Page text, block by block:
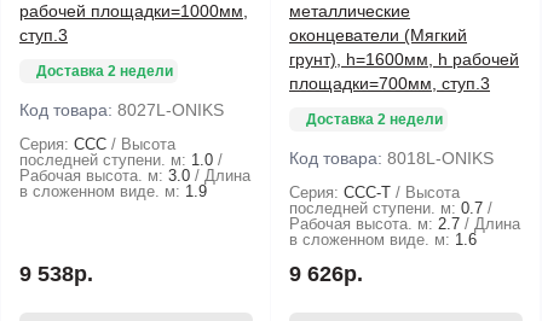
рабочей площадки=1000мм,
ступ.3
Доставка 2 недели
Код товара: 8027L-ONIKS
Серия: ССС
Высота
последней ступени. м: 1.0
Рабочая высота. м: 3.0
Длина
в сложенном виде. м: 1.9
9 538р.
металлические
оконцеватели (Мягкий
грунт), h=1600мм, h рабочей
площадки=700мм, ступ.3
Доставка 2 недели
Код товара: 8018L-ONIKS
Серия: ССС-Т
Высота
последней ступени. м: 0.7
Рабочая высота. м: 2.7
Длина
в сложенном виде. м: 1.6
9 626р.